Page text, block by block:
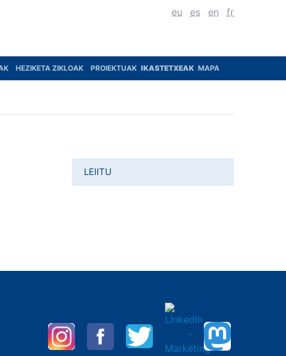
eu es en fr
HEZIKETA ZIKLOAK PROIEKTUAK IKASTETXEAK MAPA
LEIITU